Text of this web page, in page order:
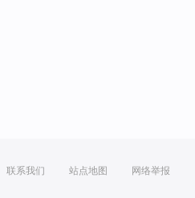
联系我们 站点地图 网络举报